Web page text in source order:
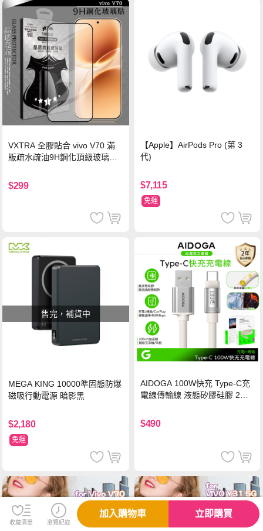
VXTRA 全膠貼合 vivo V70 滿
版疏水疏油9H鋼化頂級玻璃貼
$299
【Apple】AirPods Pro (第 3
代)
$7,115
免運
售完，補貨中
MEGA KING 10000準固態防爆
磁吸行動電源 暗影黑
$2,180
免運
AIDOGA 100W快充 Type-C充
電線傳輸線 液態矽膠硅膠 2M
$490
收藏清單 瀏覽紀錄
加入購物車 立即購買